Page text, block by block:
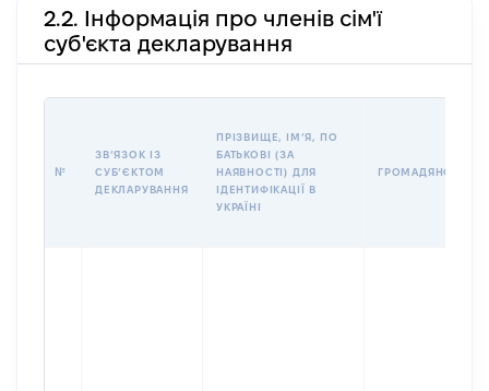
2.2. Інформація про членів сім'ї
суб'єкта декларування
№
ЗВʼЯЗОК ІЗ
СУБʼЄКТОМ
ДЕКЛАРУВАННЯ
ПРІЗВИЩЕ, ІМʼЯ, ПО
БАТЬКОВІ (ЗА
НАЯВНОСТІ) ДЛЯ
ІДЕНТИФІКАЦІЇ В
УКРАЇНІ
ГРОМАДЯНСТВО